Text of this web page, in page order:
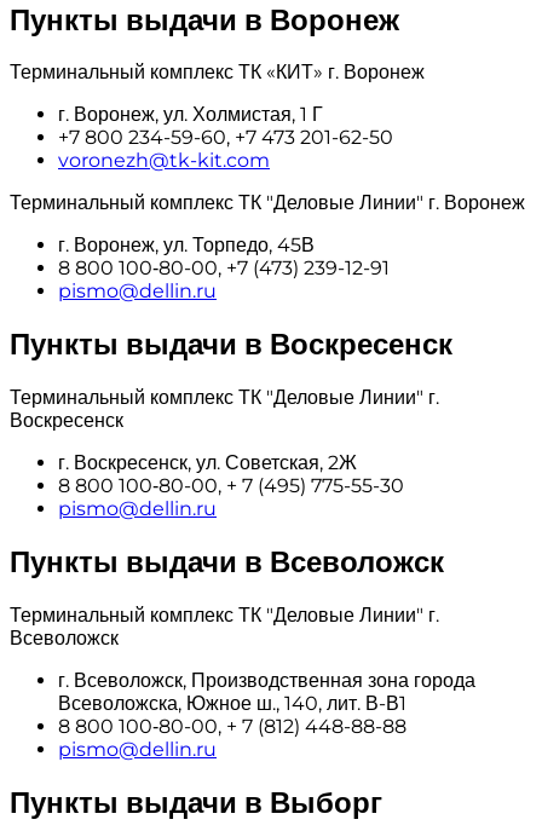
Пункты выдачи в Воронеж
Терминальный комплекс ТК «КИТ» г. Воронеж
г. Воронеж, ул. Холмистая, 1 Г
+7 800 234-59-60, +7 473 201-62-50
voronezh@tk-kit.com
Терминальный комплекс ТК "Деловые Линии" г. Воронеж
г. Воронеж, ул. Торпедо, 45В
8 800 100‑80-00, +7 (473) 239-12-91
pismo@dellin.ru
Пункты выдачи в Воскресенск
Терминальный комплекс ТК "Деловые Линии" г.
Воскресенск
г. Воскресенск, ул. Советская, 2Ж
8 800 100‑80-00, + 7 (495) 775-55-30
pismo@dellin.ru
Пункты выдачи в Всеволожск
Терминальный комплекс ТК "Деловые Линии" г.
Всеволожск
г. Всеволожск, Производственная зона города
Всеволожска, Южное ш., 140, лит. В-В1
8 800 100‑80-00, + 7 (812) 448-88-88
pismo@dellin.ru
Пункты выдачи в Выборг